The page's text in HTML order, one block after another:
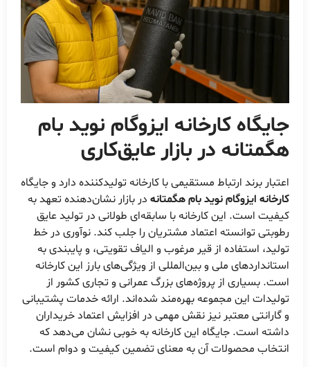
جایگاه کارخانه ایزوگام نوید بام
هگمتانه در بازار عایق‌کاری
اعتبار برند ارتباط مستقیمی با کارخانه تولیدکننده دارد و جایگاه
کارخانه ایزوگام نوید بام هگمتانه در بازار نشان‌دهنده تعهد به
کیفیت است. این کارخانه با سابقه‌ای طولانی در تولید عایق
رطوبتی توانسته اعتماد مشتریان را جلب کند. نوآوری در خط
تولید، استفاده از قیر مرغوب و الیاف تقویتی، و پایبندی به
استانداردهای ملی و بین‌المللی از ویژگی‌های بارز این کارخانه
است. بسیاری از پروژه‌های بزرگ عمرانی و تجاری کشور از
تولیدات این مجموعه بهره‌مند شده‌اند. ارائه خدمات پشتیبانی
و گارانتی معتبر نیز نقش مهمی در افزایش اعتماد خریداران
داشته است. جایگاه این کارخانه به خوبی نشان می‌دهد که
انتخاب محصولات آن به معنای تضمین کیفیت و دوام است.